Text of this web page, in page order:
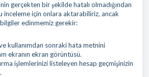
gerçekten bir şekilde hatalı olmadığından
inceleme için onlara aktarabiliriz, ancak
edinmemiz gerekir:
kullanımdan sonraki hata metnini
ekranın ekran görüntüsü.
işlemlerinizi listeleyen hesap geçmişinizin